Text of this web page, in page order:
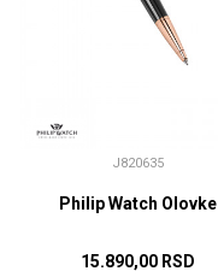
J820635
Philip Watch Olovke
15.890,00 RSD